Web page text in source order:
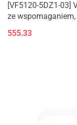
[VF5120-5DZ1-03]
ze
555.33